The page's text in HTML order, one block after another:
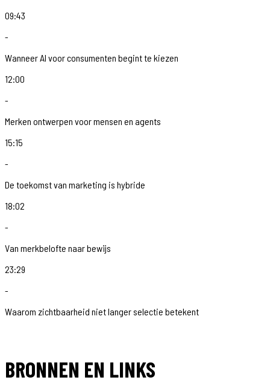
09:43
-
Wanneer AI voor consumenten begint te kiezen
12:00
-
Merken ontwerpen voor mensen en agents
15:15
-
De toekomst van marketing is hybride
18:02
-
Van merkbelofte naar bewijs
23:29
-
Waarom zichtbaarheid niet langer selectie betekent
BRONNEN EN LINKS